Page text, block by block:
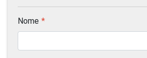
Nome